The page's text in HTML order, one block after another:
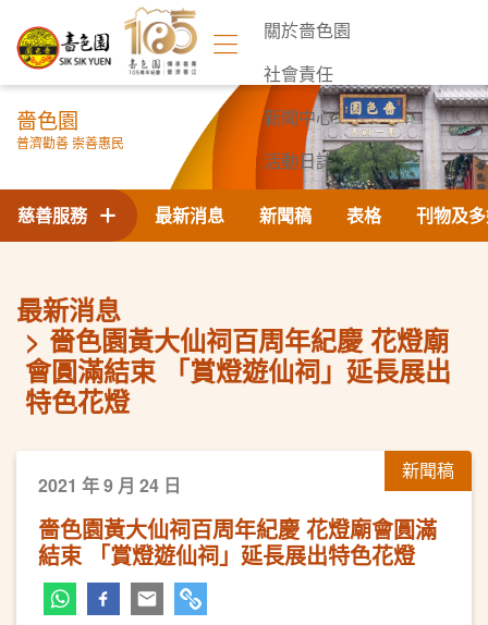
關於嗇色園
社會責任
新聞中心
活動日誌
聯絡我們
嗇色園
普濟勸善 崇善惠民
最新消息 新聞稿 表格 刊物及
慈善服務
最新消息
嗇色園黃大仙祠百周年紀慶 花燈廟
會圓滿結束 「賞燈遊仙祠」延長展出
特色花燈
新聞稿
2021 年 9 月 24 日
嗇色園黃大仙祠百周年紀慶 花燈廟會圓滿
結束 「賞燈遊仙祠」延長展出特色花燈